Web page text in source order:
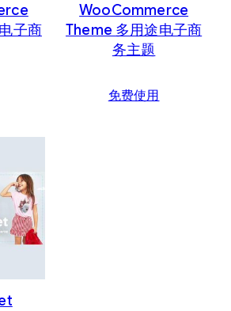
子商
WooCommerce
Theme 多用途电子商
务主题
免费使用